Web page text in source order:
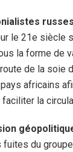
russes
le 21e siècle
la forme de
de la soie
africains
la
du